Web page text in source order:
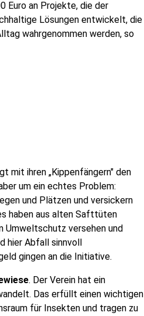
Euro an Projekte, die der
Lösungen entwickelt, die
wahrgenommen werden, so
mit ihren „Kippenfängern" den
um ein echtes Problem:
und Plätzen und versickern
haben aus alten Safttüten
Umweltschutz versehen und
hier Abfall sinnvoll
gingen an die Initiative.
. Der Verein hat ein
Das erfüllt einen wichtigen
für Insekten und tragen zu